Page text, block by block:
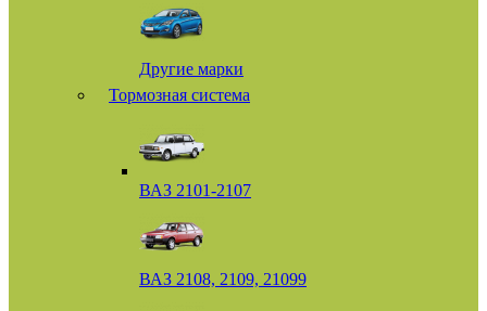
Другие марки
Тормозная система
ВАЗ 2101-2107
ВАЗ 2108, 2109, 21099